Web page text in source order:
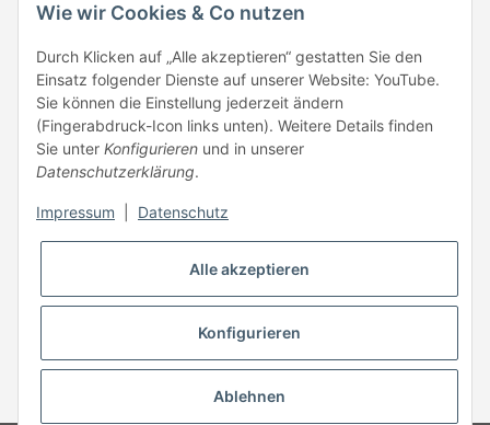
Tuccar GmbH
Raum A-123
Anton-Kux-Str.2
41460 Neuss
E-Mail: info @ megaphonic.de
Kundenservice
Mo - Fr 10:00 - 18:00
Mail: info @ megaphonic.de
* Alle Preise inkl. gesetzlicher USt.
Wie wir Cookies & Co nutzen
Durch Klicken auf „Alle akzeptieren“ gestatten Sie den
Einsatz folgender Dienste auf unserer Website: YouTube.
Sie können die Einstellung jederzeit ändern
(Fingerabdruck-Icon links unten). Weitere Details finden
Sie unter Konfigurieren und in unserer
Datenschutzerklärung.
Impressum Datenschutz
Alle akzeptieren
Konfigurieren
Ablehnen